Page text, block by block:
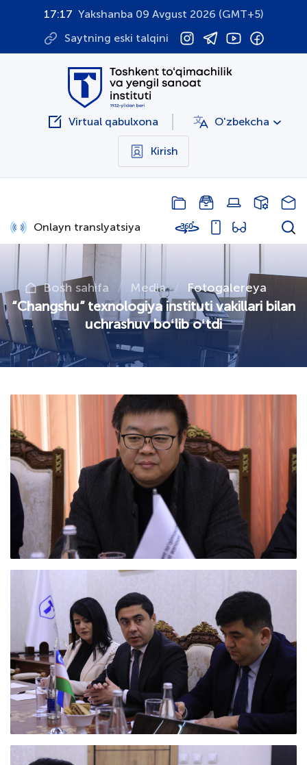
17:17 Yakshanba 09 Avgust 2026 (GMT+5)
Saytning eski talqini
Virtual qabulxona O'zbekcha
Kirish
Onlayn translyatsiya
Bosh sahifa Media Fotogalereya
“Changshu” texnologiya instituti vakillari bilan
uchrashuv boʻlib oʻtdi